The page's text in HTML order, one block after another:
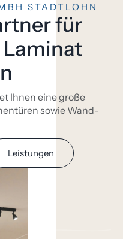
STADTLOHN
für
Ihnen eine große
sowie Wand-
Leistungen